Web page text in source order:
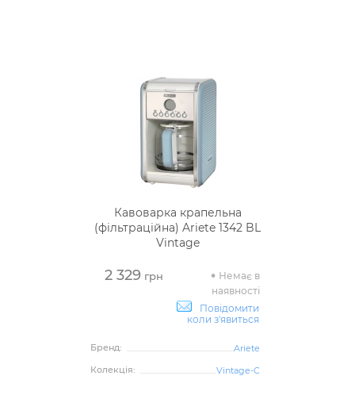
Кавоварка крапельна
(фільтраційна) Ariete 1342 BL
Vintage
2 329 грн
Немає в
наявності
Повідомити
коли з'явиться
Бренд:
Ariete
Колекція:
Vintage-C